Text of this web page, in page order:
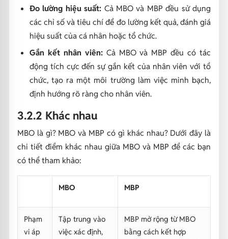
Đo lường hiệu suất: Cả MBO và MBP đều sử dụng
các chỉ số và tiêu chí để đo lường kết quả, đánh giá
hiệu suất của cá nhân hoặc tổ chức.
Gắn kết nhân viên:Cả MBO và MBP đều có tác
động tích cực đến sự gắn kết của nhân viên với tổ
chức, tạo ra một môi trường làm việc minh bạch,
định hướng rõ ràng cho nhân viên.
3.2.2 Khác nhau
MBO là gì? MBO và MBP có gì khác nhau? Dưới đây là
chi tiết điểm khác nhau giữa MBO và MBP để các bạn
có thể tham khảo:
MBO MBP
Phạm
vi áp
Tập trung vào
việc xác định,
MBP mở rộng từ MBO
bằng cách kết hợp